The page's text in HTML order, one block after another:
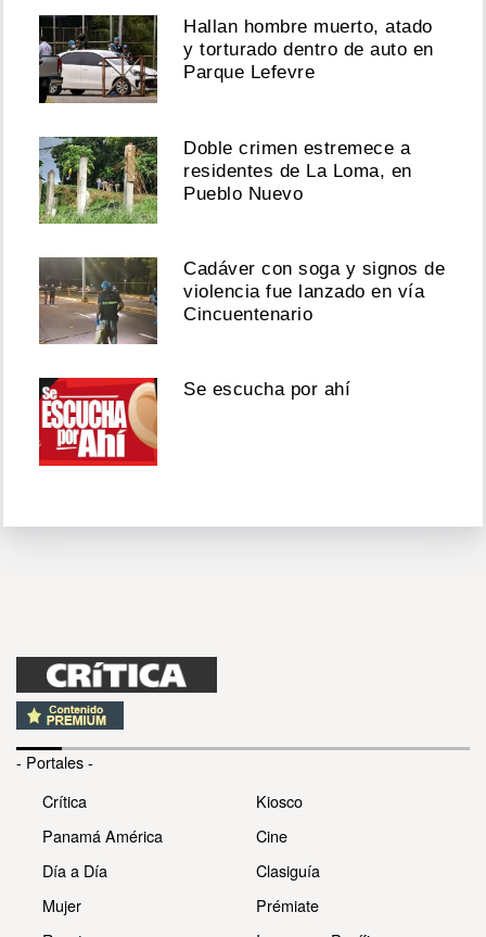
Hallan hombre muerto, atado
y torturado dentro de auto en
Parque Lefevre
Doble crimen estremece a
residentes de La Loma, en
Pueblo Nuevo
Cadáver con soga y signos de
violencia fue lanzado en vía
Cincuentenario
Se escucha por ahí
- Portales -
Crítica
Panamá América
Día a Día
Mujer
Kiosco
Cine
Clasiguía
Prémiate